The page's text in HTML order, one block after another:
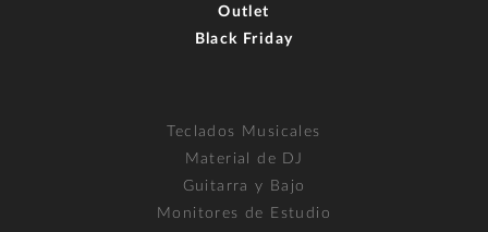
Outlet
Black Friday
Teclados Musicales
Material de DJ
Guitarra y Bajo
Monitores de Estudio